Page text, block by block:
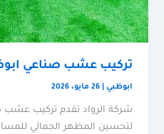
تركيب عشب صناعي
ابوظبي |26 مايو، 2026
شركة الرواد تقدم تركيب
لتحسين المظهر الجمالي